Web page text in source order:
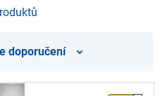
doporučení